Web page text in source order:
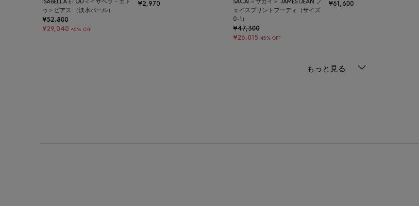
ISABELLA ETOU＜イザベラ・エト
ゥ＞ピアス （淡水パール）
¥52,800
¥29,040 45% OFF
¥2,970
SACAI＜サカイ＞ JAMES DEAN フ
ェイスプリントフーディ（サイズ
0-1）
¥47,300
¥26,015 45% OFF
¥61,600
もっと見る